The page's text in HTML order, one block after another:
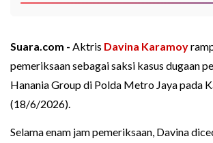
Suara.com - Aktris Davina Karamoy
pemeriksaan sebagai saksi kasus dugaan
Hanania Group di Polda Metro Jaya pada
(18/6/2026).
Selama enam jam pemeriksaan, Davina